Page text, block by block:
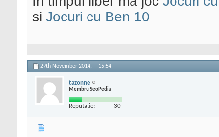
si Jocuri cu Ben 10
29th November 2014, 15:54
tazonne
Membru SeoPedia
Reputatie: 30